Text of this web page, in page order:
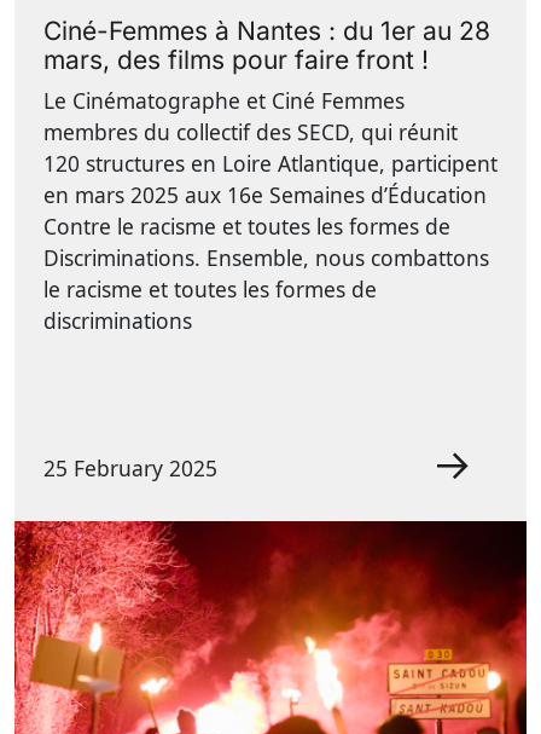
Ciné-Femmes à Nantes : du 1er au 28
mars, des films pour faire front !
Le Cinématographe et Ciné Femmes
membres du collectif des SECD, qui réunit
120 structures en Loire Atlantique, participent
en mars 2025 aux 16e Semaines d’Éducation
Contre le racisme et toutes les formes de
Discriminations. Ensemble, nous combattons
le racisme et toutes les formes de
discriminations
25 February 2025